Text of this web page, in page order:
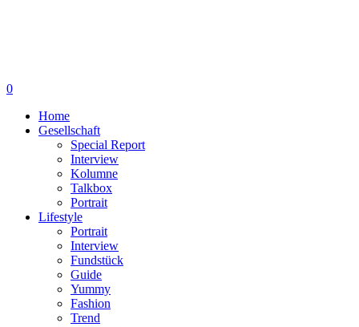
0
Home
Gesellschaft
Special Report
Interview
Kolumne
Talkbox
Portrait
Lifestyle
Portrait
Interview
Fundstück
Guide
Yummy
Fashion
Trend